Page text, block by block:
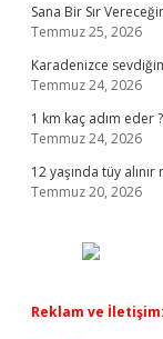
Sana Bir Sır
Temmuz 25, 2026
Karadenizce
Temmuz 24, 2026
1 km kaç adım eder ?
Temmuz 24, 2026
12 yaşında tüy alınır
Temmuz 20, 2026
Reklam ve İletişim: